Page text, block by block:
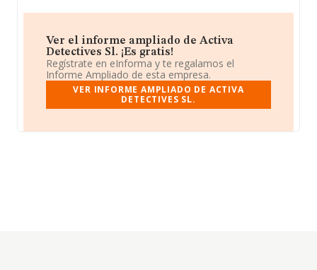
Ver el informe ampliado de Activa
Detectives Sl. ¡Es gratis!
Regístrate en eInforma y te regalamos el
Informe Ampliado de esta empresa.
VER INFORME AMPLIADO DE ACTIVA
DETECTIVES SL.